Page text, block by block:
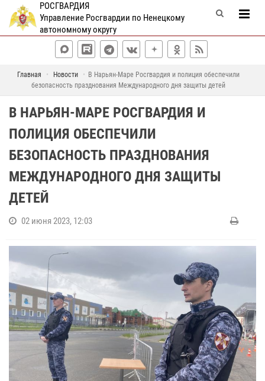
РОСГВАРДИЯ
Управление Росгвардии по Ненецкому
автономному округу
Главная Новости
В Нарьян-Маре Росгвардия и полиция обеспечили
безопасность празднования Международного дня защиты детей
В НАРЬЯН-МАРЕ РОСГВАРДИЯ И
ПОЛИЦИЯ ОБЕСПЕЧИЛИ
БЕЗОПАСНОСТЬ ПРАЗДНОВАНИЯ
МЕЖДУНАРОДНОГО ДНЯ ЗАЩИТЫ
ДЕТЕЙ
02 июня 2023, 12:03